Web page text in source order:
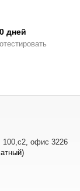
дней
100,с2, офис 3226